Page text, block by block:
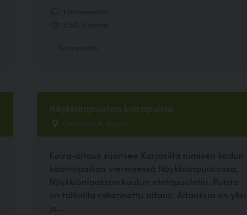
Nöykkiönpuiston koirapuisto
Oxfotintie 8, Espoo
Koira-aitaus sijaitsee Karjasilta nimisen kadun
kääntöpaikan viereisessä Nöykkiönpuistossa,
Nöykkiönlaakson koulun eteläpuolella. Puisto
on talkoilla rakennettu aitaus. Aitauksia on yksi
ja...